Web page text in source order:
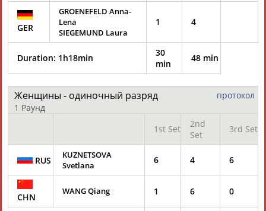
Стадион, 1998-2026
Разработка и поддержка ООО НАИТ «Стадион»
Адресов в новостной рассылке: 996
Подпишись
GER
GROENEFELD Anna-
Lena
SIEGEMUND Laura
1 4
Duration: 1h18min
30
min
48 min
протокол
Женщины - одиночный разряд
1 Раунд
1st Set
2nd
Set
3rd Set
RUS
KUZNETSOVA
Svetlana
6 4 6
CHN
WANG Qiang 1 6 0